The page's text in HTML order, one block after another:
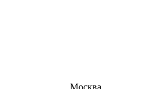
Москва